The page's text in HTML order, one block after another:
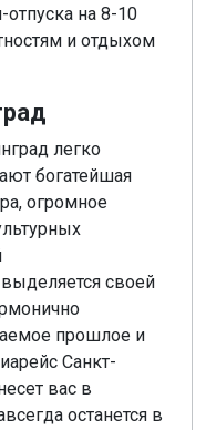
на 8-10
и отдыхом
легко
богатейшая
огромное
своей
прошлое и
Санкт-
вас в
останется в